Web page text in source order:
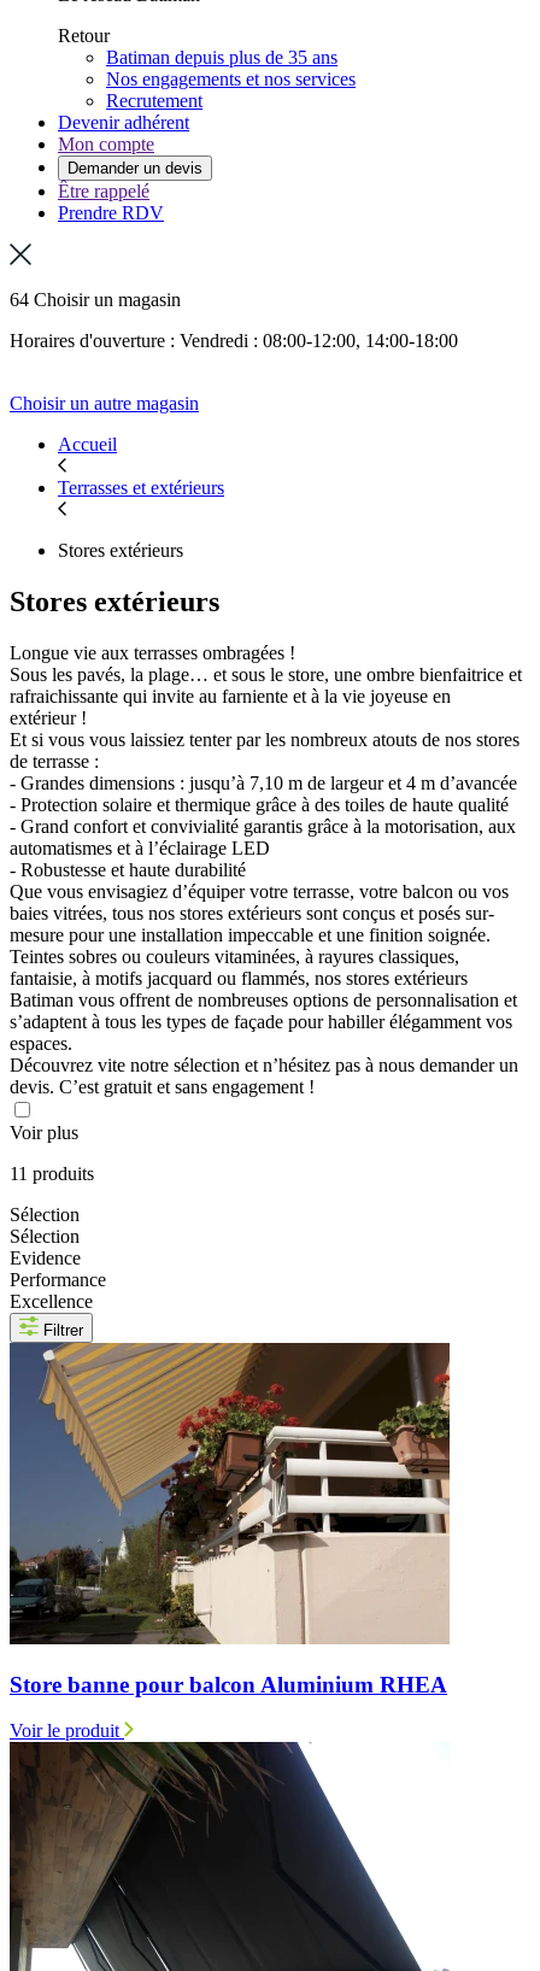
Retour
Batiman depuis plus de 35 ans
Nos engagements et nos services
Recrutement
Devenir adhérent
Mon compte
Demander un devis
Être rappelé
Prendre RDV
64 Choisir un magasin
Horaires d'ouverture : Vendredi : 08:00-12:00, 14:00-18:00
Choisir un autre magasin
Accueil
Terrasses et extérieurs
Stores extérieurs
Stores extérieurs
Longue vie aux terrasses ombragées !
Sous les pavés, la plage… et sous le store, une ombre bienfaitrice et
rafraichissante qui invite au farniente et à la vie joyeuse en
extérieur !
Et si vous vous laissiez tenter par les nombreux atouts de nos stores
de terrasse :
- Grandes dimensions : jusqu’à 7,10 m de largeur et 4 m d’avancée
- Protection solaire et thermique grâce à des toiles de haute qualité
- Grand confort et convivialité garantis grâce à la motorisation, aux
automatismes et à l’éclairage LED
- Robustesse et haute durabilité
Que vous envisagiez d’équiper votre terrasse, votre balcon ou vos
baies vitrées, tous nos stores extérieurs sont conçus et posés sur-
mesure pour une installation impeccable et une finition soignée.
Teintes sobres ou couleurs vitaminées, à rayures classiques,
fantaisie, à motifs jacquard ou flammés, nos stores extérieurs
Batiman vous offrent de nombreuses options de personnalisation et
s’adaptent à tous les types de façade pour habiller élégamment vos
espaces.
Découvrez vite notre sélection et n’hésitez pas à nous demander un
devis. C’est gratuit et sans engagement !
Voir plus
11 produits
Sélection
Sélection
Evidence
Performance
Excellence
Filtrer
Store banne pour balcon Aluminium RHEA
Voir le produit